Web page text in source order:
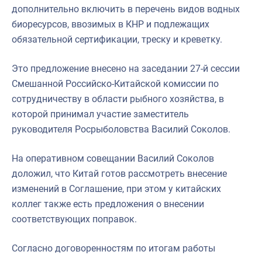
дополнительно включить в перечень видов водных
биоресурсов, ввозимых в КНР и подлежащих
обязательной сертификации, треску и креветку.
Это предложение внесено на заседании 27-й сессии
Смешанной Российско-Китайской комиссии по
сотрудничеству в области рыбного хозяйства, в
которой принимал участие заместитель
руководителя Росрыболовства Василий Соколов.
На оперативном совещании Василий Соколов
доложил, что Китай готов рассмотреть внесение
изменений в Соглашение, при этом у китайских
коллег также есть предложения о внесении
соответствующих поправок.
Согласно договоренностям по итогам работы